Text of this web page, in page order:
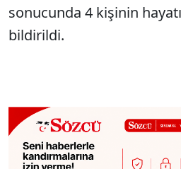
sonucunda 4 kişinin
bildirildi.